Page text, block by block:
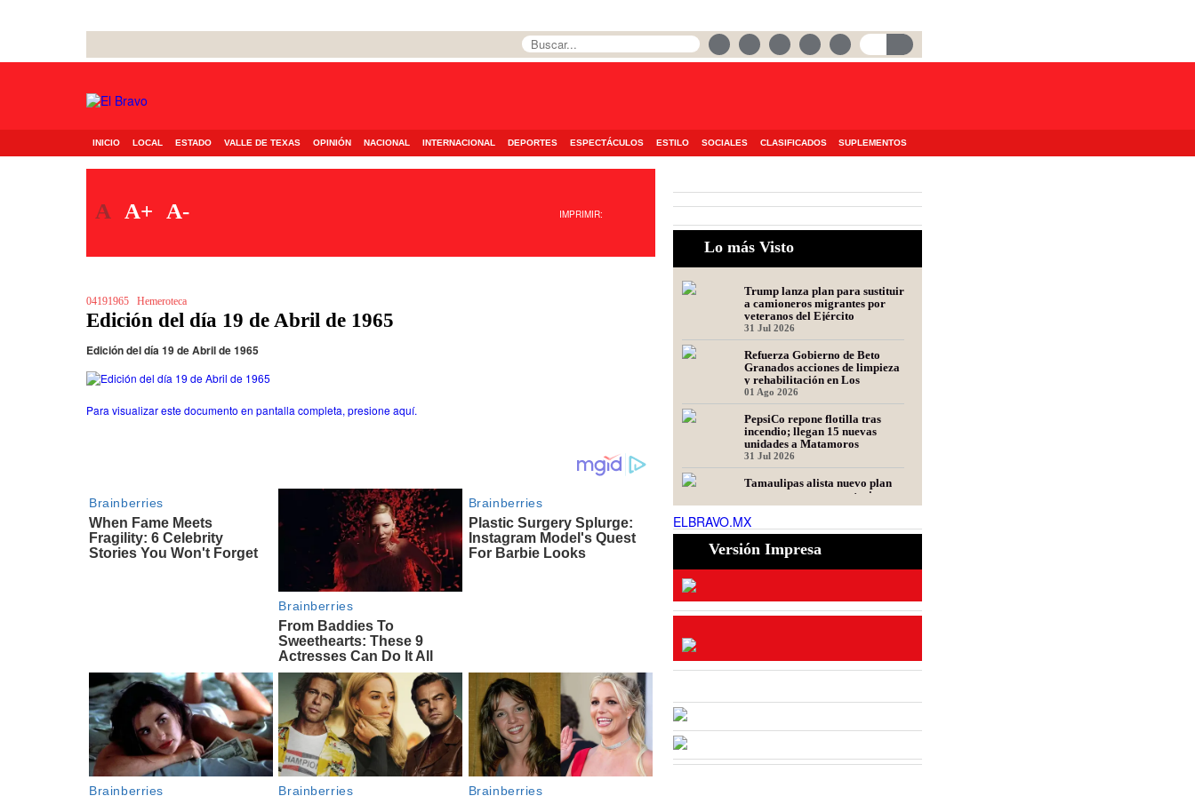
INICIO LOCAL ESTADO VALLE DE TEXAS OPINIÓN NACIONAL INTERNACIONAL DEPORTES ESPECTÁCULOS ESTILO SOCIALES CLASIFICADOS SUPLEMENTOS
A A+ A- IMPRIMIR:
04191965 Hemeroteca
Edición del día 19 de Abril de 1965
Edición del día 19 de Abril de 1965
Para visualizar este documento en pantalla completa, presione aquí.
Lo más Visto
Trump lanza plan para sustituir
a camioneros migrantes por
veteranos del Ejército
31 Jul 2026
Refuerza Gobierno de Beto
Granados acciones de limpieza
y rehabilitación en Los
Presidentes
01 Ago 2026
PepsiCo repone flotilla tras
incendio; llegan 15 nuevas
unidades a Matamoros
31 Jul 2026
Tamaulipas alista nuevo plan
para recuperar exportaciones
de ganado
31 Jul 2026
Ser representante de una
fintech: dudas frecuentes
ELBRAVO.MX
Versión Impresa